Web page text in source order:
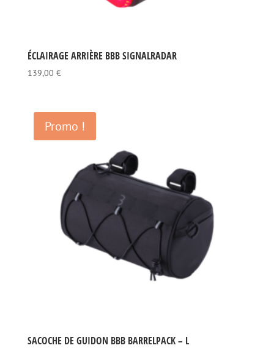
ÉCLAIRAGE ARRIÈRE BBB SIGNALRADAR
139,00 €
Promo !
SACOCHE DE GUIDON BBB BARRELPACK – L